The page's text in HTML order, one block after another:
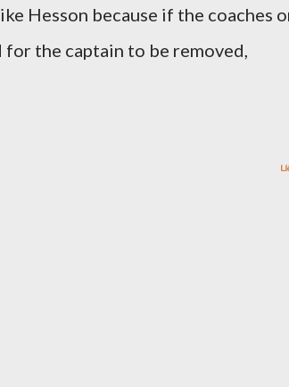
Hesson because if the coaches
the captain to be removed,